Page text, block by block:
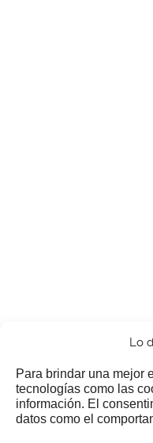
Lo
Para brindar una mejor
tecnologías como las
información. El
datos como el
¿Nos invitas a un